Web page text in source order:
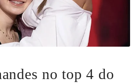
no top 4 do